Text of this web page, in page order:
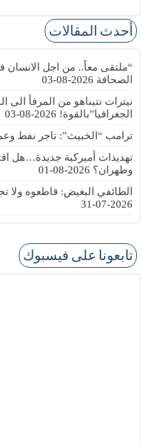
أحدث المقالات
“ملتقى معاً.. من اجل الانسان
الصحافة 2026-08-03
نيترات نتيناهو من المرفأ الى
الجغرافيا”بالقوة! 2026-08-03
ترامب “الخبيث”: تاجر نفط
تهديدات أميركية جديدة…هل
وطهران؟ 2026-08-01
الطائفي البغيض: قاطعوه ولا
2026-07-31
تابعونا على فيسبوك